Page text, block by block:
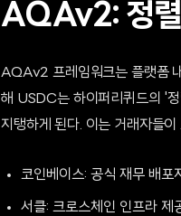
AQAv2: 정렬
AQAv2 프레임워크는 플랫폼
해 USDC는 하이퍼리퀴드의 '
지탱하게 된다. 이는 거래자들
코인베이스: 공식 재무 배
서클: 크로스체인 인프라